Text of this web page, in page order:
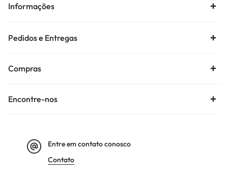
Informações
Pedidos e Entregas
Compras
Encontre-nos
Entre em contato conosco
Contato